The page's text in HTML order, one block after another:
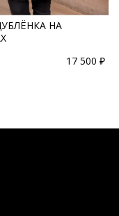
НА
17 500 ₽